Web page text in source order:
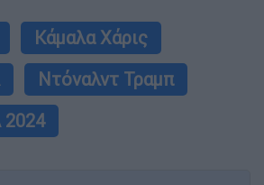
Κάμαλα Χάρις
Ντόναλντ Τραμπ